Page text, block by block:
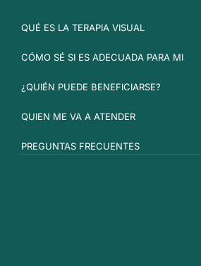
QUÉ ES LA TERAPIA VISUAL
CÓMO SÉ SI ES ADECUADA PARA MI
¿QUIÉN PUEDE BENEFICIARSE?
QUIEN ME VA A ATENDER
PREGUNTAS FRECUENTES